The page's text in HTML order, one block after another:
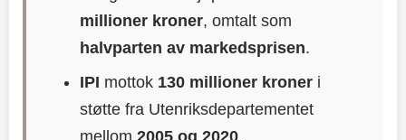
millioner kroner, omtalt som
halvparten av markedsprisen.
IPI mottok 130 millioner kroner i
støtte fra Utenriksdepartementet
mellom2005 og 2020.